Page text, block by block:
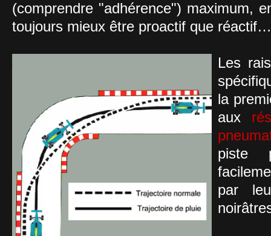
(comprendre "adhérence") maximum,
toujours mieux être proactif que réactif…
Les
la
aux
piste
par